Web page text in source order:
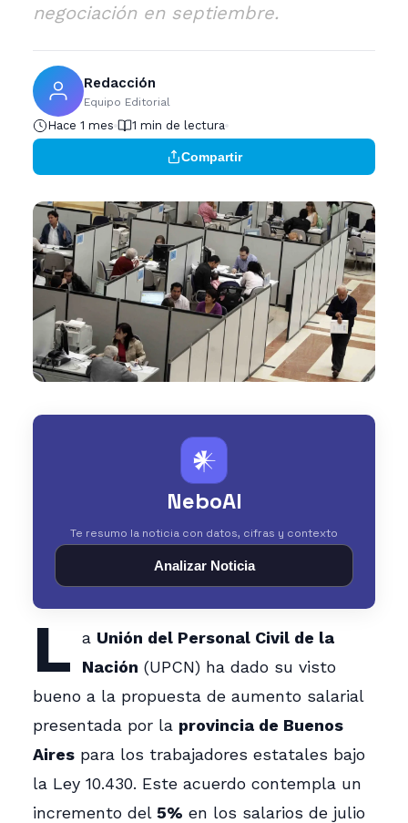
negociación en septiembre.
Redacción
Equipo Editorial
Hace 1 mes 1 min de lectura
Compartir
𒀭
NeboAI
Te resumo la noticia con datos, cifras y contexto
Analizar Noticia
L a Unión del Personal Civil de la
Nación (UPCN) ha dado su visto
bueno a la propuesta de aumento salarial
presentada por la provincia de Buenos
Aires para los trabajadores estatales bajo
la Ley 10.430. Este acuerdo contempla un
incremento del 5% en los salarios de julio